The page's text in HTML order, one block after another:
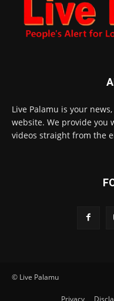
Live Palamu is your
website. We provide you
videos straight from the
© Live Palamu
Privacy